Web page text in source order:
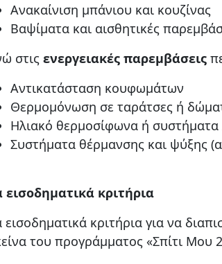
Ανακαίνιση μπάνιου και κουζίνας
Βαψίματα και αισθητικές
στις ενεργειακές παρεμβάσεις
Αντικατάσταση κουφωμάτων
Θερμομόνωση σε ταράτσες ή
Ηλιακό θερμοσίφωνα ή
Συστήματα θέρμανσης και ψύξης
εισοδηματικά κριτήρια
εισοδηματικά κριτήρια για να
του προγράμματος «Σπίτι Μου